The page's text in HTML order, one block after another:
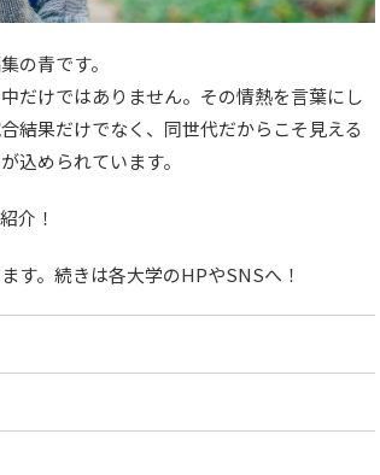
の青です。
だけではありません。その情熱を言葉にし
結果だけでなく、同世代だからこそ見える
込められています。
介！
す。続きは各大学のHPやSNSへ！